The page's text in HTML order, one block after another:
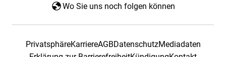
Wo Sie uns noch folgen können
PrivatsphäreKarriereAGBDatenschutzMediadaten